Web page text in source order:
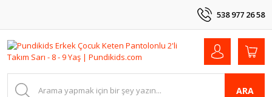
538 977 26 58
ARA